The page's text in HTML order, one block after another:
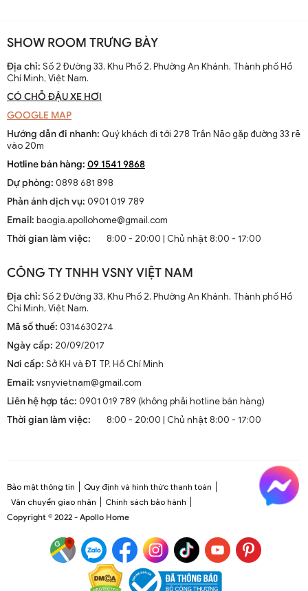
SHOW ROOM TRƯNG BÀY
Địa chỉ: Số 2 Đường 33, Khu Phố 2, Phường An Khánh, Thành phố Hồ
Chí Minh, Việt Nam.
CÓ CHỖ ĐẬU XE HƠI
GOOGLE MAP
Hướng dẫn đi nhanh: Quý khách đi tới 278 Trần Não gặp đường 33 rẽ
vào 20m
Hotline bán hàng: 09 1541 9868
Dự phòng: 0898 681 898
Phản ánh dịch vụ: 0901 019 789
Email: baogia.apollohome@gmail.com
Thời gian làm việc:
8:00 - 20:00 | Chủ nhật 8:00 - 17:00
CÔNG TY TNHH VSNY VIỆT NAM
Địa chỉ: Số 2 Đường 33, Khu Phố 2, Phường An Khánh, Thành phố Hồ
Chí Minh, Việt Nam.
Mã số thuế: 0314630274
Ngày cấp: 20/09/2017
Nơi cấp: Sở KH và ĐT TP. Hồ Chí Minh
Email: vsnyvietnam@gmail.com
Liên hệ hợp tác: 0901 019 789 (không phải hotline bán hàng)
Thời gian làm việc:
8:00 - 20:00 | Chủ nhật 8:00 - 17:00
Bảo mật thông tin
Quy định và hình thức thanh toán
Vận chuyển giao nhận
Chính sách bảo hành
Copyright © 2022 - Apollo Home